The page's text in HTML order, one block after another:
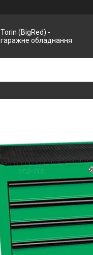
Torin (BigRed) -
гаражне обладнання